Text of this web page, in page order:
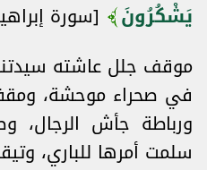
يَشْكُرُونَ
[سورة
موقف جلل عاشته
في صحراء موحشة،
ورباطة جأش الرجال،
سلمت أمرها للباري،